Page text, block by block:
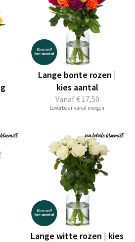
Vanaf€ 17,50
Lange bonte rozen |
kies aantal
Leverbaar vanaf morgen
Lange witte rozen | kies